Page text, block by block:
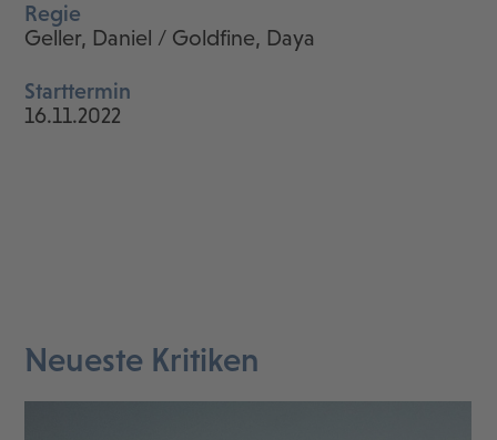
Regie
Geller, Daniel / Goldfine, Daya
Starttermin
16.11.2022
Neueste Kritiken